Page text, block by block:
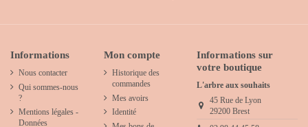
Informations
Nous contacter
Qui sommes-nous
?
Mentions légales -
Données
Mon compte
Historique des
commandes
Mes avoirs
Identité
Informations sur
votre boutique
L'arbre aux souhaits
45 Rue de Lyon
29200 Brest